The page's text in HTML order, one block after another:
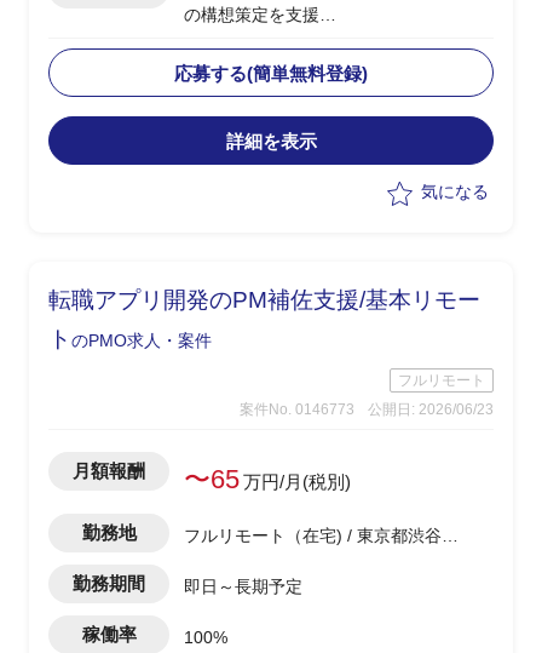
の構想策定を支援
内の主要メンバーの方と合意形成した上
で
OMO機能を含めたあるべき姿を具体化
・幹部の合意を得るために、ユーザー調
て、
どの商品ジャンルで市場ポジションを狙
→調査自体は、あまり難易度は高くな
く、地道なディスクトップ調査がメイン
・基幹システムを含めたシステム領域
は、弊社コンサル担当がおり、双方で連
いく
・CRM構想として期待されているポイン
トは、OMO機能、EC機能、MA&CDP活
用によるパーソナライズCRMなど
応募する(簡単無料登録)
詳細を表示
気になる
転職アプリ開発のPM補佐支援/基本リモー
ト のPMO求人・案件
フルリモート
案件No. 0146773
公開日: 2026/06/23
月額報酬 〜65万円/月(税別)
勤務地
フルリモート（在宅) / 東京都渋谷区
勤務期間 即日～長期予定
稼働率 100%